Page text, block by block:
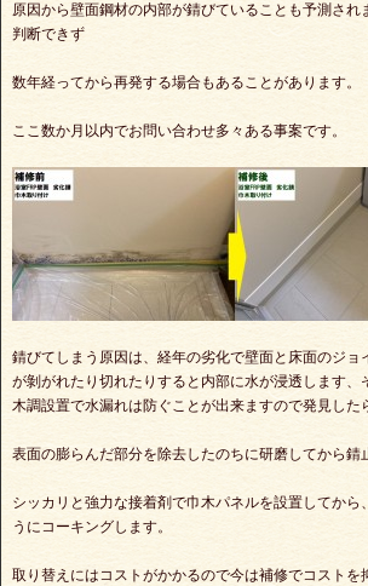
原因から壁面鋼材の内部が錆びていることも予測され
判断できず
数年経ってから再発する場合もあることがあります。
ここ数か月以内でお問い合わせ多々ある事案です。
錆びてしまう原因は、経年の劣化で壁面と床面のジョ
が剝がれたり切れたりすると内部に水が浸透します、
木調設置で水漏れは防ぐことが出来ますので発見した
表面の膨らんだ部分を除去したのちに研磨してから錆
シッカリと強力な接着剤で巾木パネルを設置してから
うにコーキングします。
取り替えにはコストがかかるので今は補修でコストを